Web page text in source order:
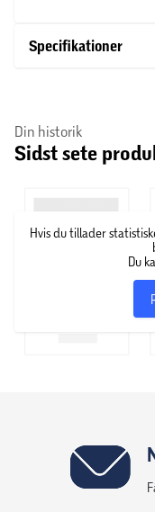
Specifikationer
Din historik
Sidst sete
Hvis du tillader
Du